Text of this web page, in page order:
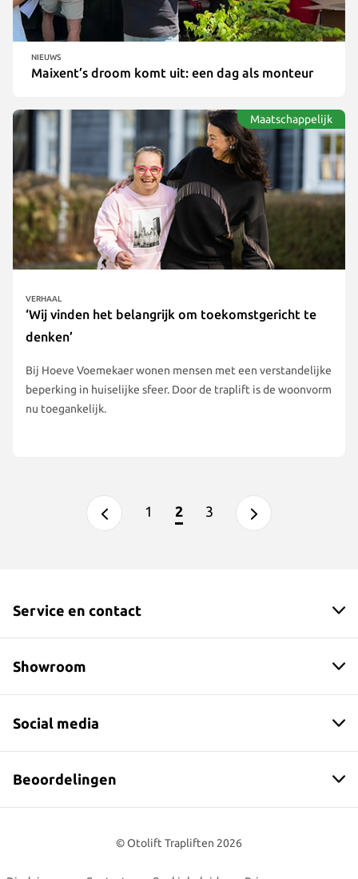
NIEUWS
Maixent’s droom komt uit: een dag als monteur
VERHAAL
‘Wij vinden het belangrijk om toekomstgericht te
denken’
Bij Hoeve Voemekaer wonen mensen met een verstandelijke
beperking in huiselijke sfeer. Door de traplift is de woonvorm
nu toegankelijk.
Maatschappelijk
1 2 3
Service en contact
Showroom
Social media
Beoordelingen
© Otolift Trapliften 2026